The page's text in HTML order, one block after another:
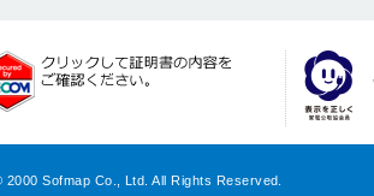
Sofmap Co., Ltd. All Rights Reserved.